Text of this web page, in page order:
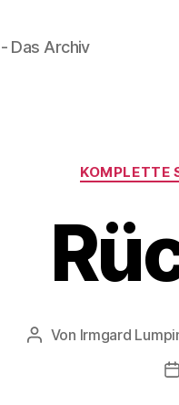
Das Archiv
KOMPLETTE
Beitragsautor
Von Irmgard